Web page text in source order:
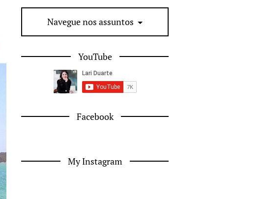
Navegue nos assuntos
YouTube
Facebook
My Instagram